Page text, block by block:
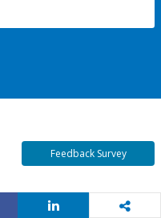
Feedback Survey